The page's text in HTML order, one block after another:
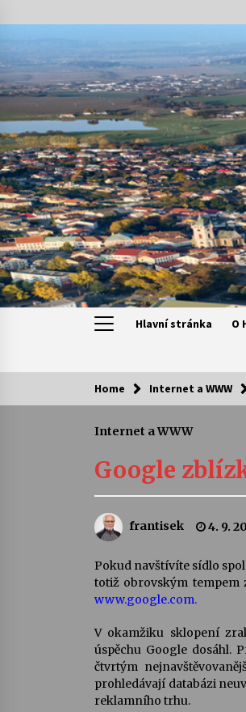
to
Hlavní stránka O
Kam za
Camerata
4. 8.
Pozvánka
Quijotova
28. 7.
Letní
22. 7.
Za
Želivě ožije
Home Internet a WWW
Internet a WWW
Google
frantisek 4. 9.
Pokud navštívíte sídlo
totiž obrovským tempem
www.google.com.
V okamžiku sklopení
úspěchu Google dosáhl.
čtvrtým
prohledávají databázi
reklamního trhu.